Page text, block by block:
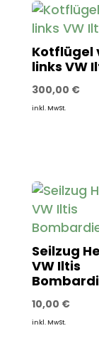
Kotflügel
links VW
300,00 €
inkl. MwSt.
Seilzug
VW Iltis
10,00 €
inkl. MwSt.